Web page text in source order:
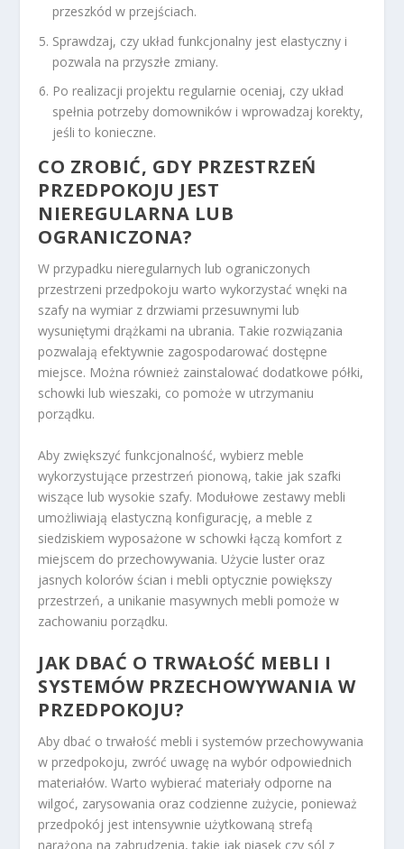
przeszkód w przejściach.
Sprawdzaj, czy układ funkcjonalny jest elastyczny i
pozwala na przyszłe zmiany.
Po realizacji projektu regularnie oceniaj, czy układ
spełnia potrzeby domowników i wprowadzaj korekty,
jeśli to konieczne.
CO ZROBIĆ, GDY PRZESTRZEŃ
PRZEDPOKOJU JEST
NIEREGULARNA LUB
OGRANICZONA?
W przypadku nieregularnych lub ograniczonych
przestrzeni przedpokoju warto wykorzystać wnęki na
szafy na wymiar z drzwiami przesuwnymi lub
wysuniętymi drążkami na ubrania. Takie rozwiązania
pozwalają efektywnie zagospodarować dostępne
miejsce. Można również zainstalować dodatkowe półki,
schowki lub wieszaki, co pomoże w utrzymaniu
porządku.
Aby zwiększyć funkcjonalność, wybierz meble
wykorzystujące przestrzeń pionową, takie jak szafki
wiszące lub wysokie szafy. Modułowe zestawy mebli
umożliwiają elastyczną konfigurację, a meble z
siedziskiem wyposażone w schowki łączą komfort z
miejscem do przechowywania. Użycie luster oraz
jasnych kolorów ścian i mebli optycznie powiększy
przestrzeń, a unikanie masywnych mebli pomoże w
zachowaniu porządku.
JAK DBAĆ O TRWAŁOŚĆ MEBLI I
SYSTEMÓW PRZECHOWYWANIA W
PRZEDPOKOJU?
Aby dbać o trwałość mebli i systemów przechowywania
w przedpokoju, zwróć uwagę na wybór odpowiednich
materiałów. Warto wybierać materiały odporne na
wilgoć, zarysowania oraz codzienne zużycie, ponieważ
przedpokój jest intensywnie użytkowaną strefą
narażoną na zabrudzenia, takie jak piasek czy sól z